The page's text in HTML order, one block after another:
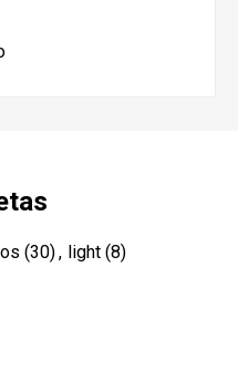
(30), light (8)